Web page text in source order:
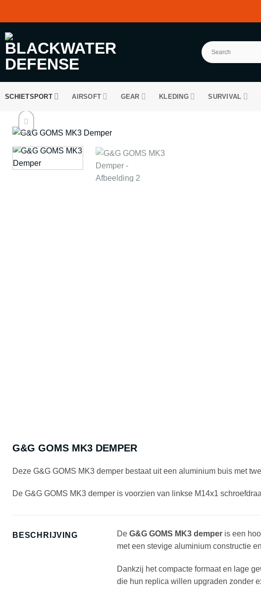
inhoud
SCHIETSPORT AIRSOFT GEAR KLEDING SURVIVAL
G&G GOMS MK3 DEMPER
Deze G&G GOMS MK3 demper bestaat uit een aluminium buis met
De G&G GOMS MK3 demper is voorzien van linkse M14x1
BESCHRIJVING De G&G GOMS MK3 demperis een
met een stevige aluminium constructie
Dankzij het compacte formaat en lage
die hun replica willen upgraden zonder